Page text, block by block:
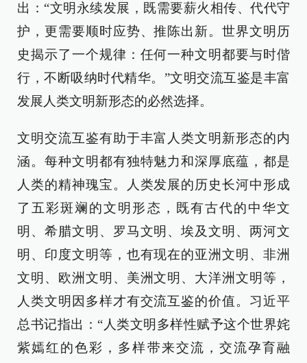
出：“文明永续发展，既需要薪火相传、代代守
护，更需要顺时应势、推陈出新。世界文明历
史揭示了一个规律：任何一种文明都要与时偕
行，不断吸纳时代精华。”文明交流互鉴是丰富
发展人类文明新形态的必然选择。
文明交流互鉴有助于丰富人类文明新形态的内
涵。每种文明都有独特魅力和深厚底蕴，都是
人类的精神瑰宝。人类发展的历史长河中形成
了五彩斑斓的文明形态，既有古代的中华文
明、希腊文明、罗马文明、埃及文明、两河文
明、印度文明等，也有现在的亚洲文明、非洲
文明、欧洲文明、美洲文明、大洋洲文明等，
人类文明因多样才有交流互鉴的价值。习近平
总书记指出：“人类文明多样性赋予这个世界姹
紫嫣红的色彩，多样带来交流，交流孕育融